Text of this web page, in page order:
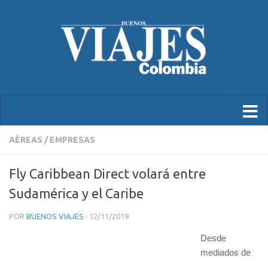
AÉREAS / EMPRESAS
Fly Caribbean Direct volará entre
Sudamérica y el Caribe
POR BUENOS VIAJES · 12/11/2019
Desde
mediados de